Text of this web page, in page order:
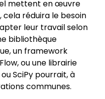
mettent en œuvre
réduira le besoin
leur travail selon
bibliothèque
un framework
ou une librairie
SciPy pourrait, à
communes.